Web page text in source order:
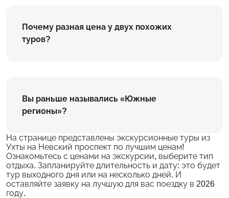
Почему разная цена у двух похожих
туров?
Вы раньше назывались «Южные
регионы»?
На странице представлены экскурсионные туры из
Ухты на Невский проспект по лучшим ценам!
Ознакомьтесь с ценами на экскурсии, выберите тип
отдыха. Запланируйте длительность и дату: это будет
тур выходного дня или на несколько дней. И
оставляйте заявку на лучшую для вас поездку в 2026
году.